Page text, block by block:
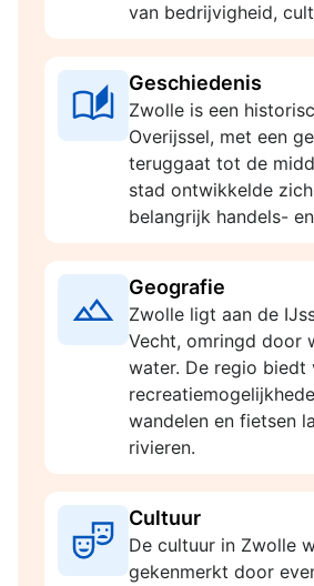
van bedrijvigheid,
Geschiedenis
Zwolle is een
Overijssel, met een
teruggaat tot de
stad ontwikkelde
belangrijk handels-
Geografie
Zwolle ligt aan de
Vecht, omringd door
water. De regio biedt
wandelen en fietsen
rivieren.
Cultuur
De cultuur in Zwolle
gekenmerkt door